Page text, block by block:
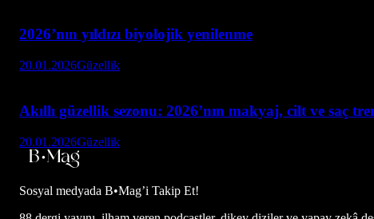
2026’nın yıldızı biyolojik yenilenme
20.01.2026Güzellik
Akıllı güzellik sezonu: 2026’nın makyaj, cilt ve saç
20.01.2026Güzellik
Sosyal medyada B•Mag’i Takip Et!